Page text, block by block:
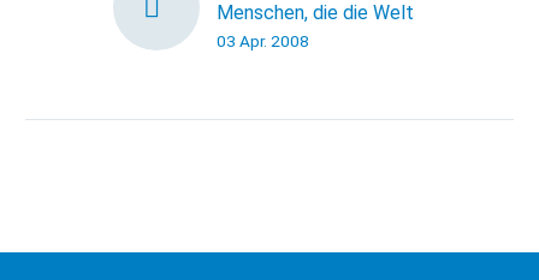
Menschen, die die Welt
verändern.”
Reise zu Menschen, die
03 Apr. 2008